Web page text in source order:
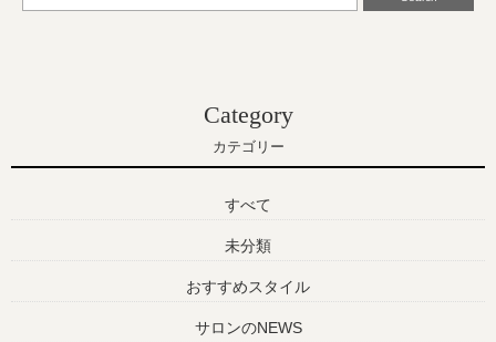
Category
カテゴリー
すべて
未分類
おすすめスタイル
サロンのNEWS